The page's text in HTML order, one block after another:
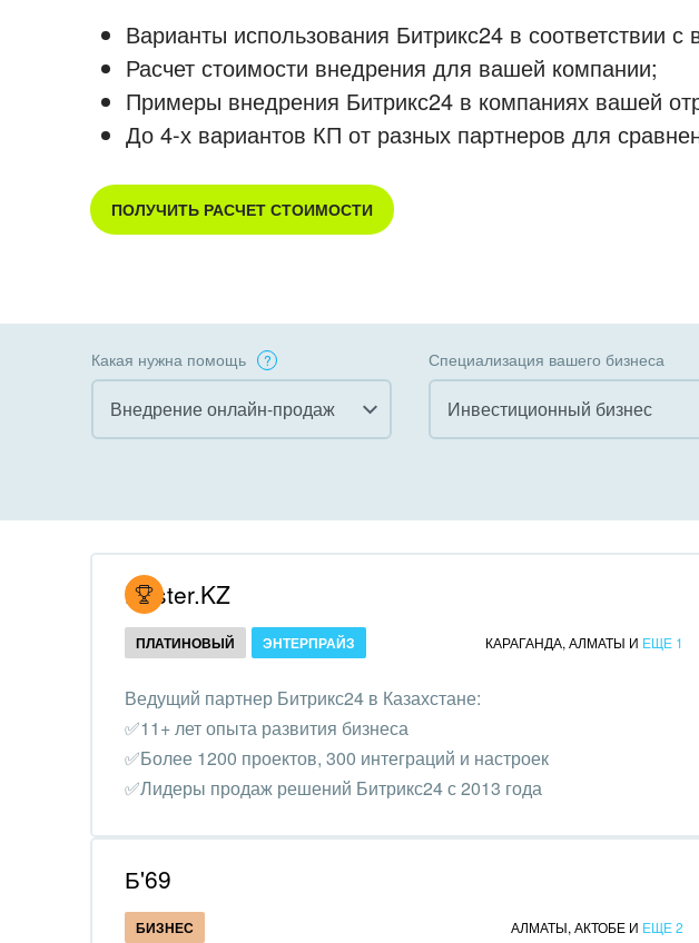
Варианты использования Битрикс24 в соответствии
Расчет стоимости внедрения для вашей компании;
Примеры внедрения Битрикс24 в компаниях вашей
До 4-х вариантов КП от разных партнеров для
ПОЛУЧИТЬ РАСЧЕТ СТОИМОСТИ
Какая нужна помощь
Внедрение онлайн-продаж
Внедрение КЭДО
Интеграция с 1С
Организация задач и
Внедрение Бизнес-
процессов
администрирование
Создание сайтов
Интернет-магазин и CRM
Специализация вашего бизнеса
Инвестиционный бизнес
Коммунальные услуги, ЖКХ
организации,
Недвижимость, риэлтерские
организации
Hoster.KZ
ПЛАТИНОВЫЙ ЭНТЕРПРАЙЗ КАРАГАНДА, АЛМАТЫ И ЕЩЕ 1
Ведущий партнер Битрикс24 в Казахстане:
✅11+ лет опыта развития бизнеса
✅Более 1200 проектов, 300 интеграций и настроек
✅Лидеры продаж решений Битрикс24 с 2013 года
Б'69
БИЗНЕС АЛМАТЫ, АКТОБЕ И ЕЩЕ 2